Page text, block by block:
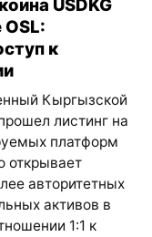
USDKG
к
Кыргызской
листинг на
платформ
открывает
авторитетных
активов в
1:1 к